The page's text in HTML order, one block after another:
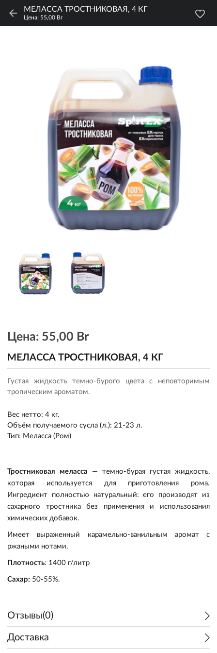
МЕЛАССА ТРОСТНИКОВАЯ, 4 КГ
Цена: 55,00 Br
Цена: 55,00 Br
МЕЛАССА ТРОСТНИКОВАЯ, 4 КГ
Густая жидкость темно-бурого цвета с неповторимым
тропическим ароматом.
Вес нетто: 4 кг.
Объём получаемого сусла (л.): 21-23 л.
Тип: Меласса (Ром)
Тростниковая меласса — темно-бурая густая жидкость,
которая используется для приготовления рома.
Ингредиент полностью натуральный: его производят из
сахарного тростника без применения и использования
химических добавок.
Имеет выраженный карамельно-ванильным аромат с
ржаными нотами.
Плотность: 1400 г/литр
Сахар: 50-55%.
Отзывы(0)
Доставка
Ингредиенты
Хмель
Розлив и хранение
Самогоноварение
Экстракты
Измерение
Коптильни
Квас/Лимонад
Уценка